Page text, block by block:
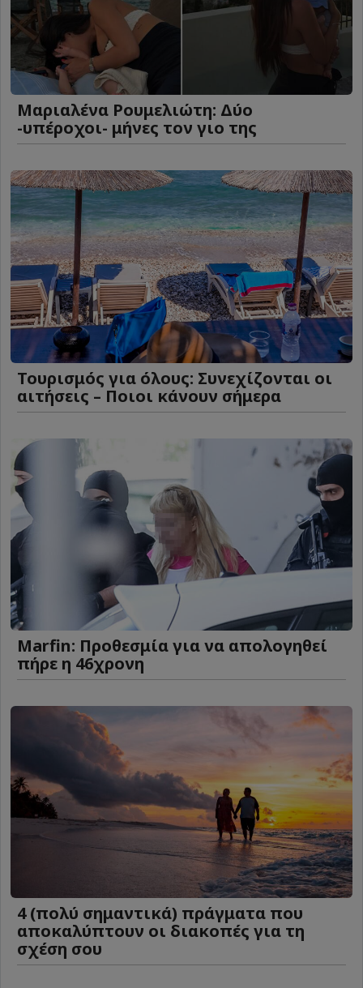
Μαριαλένα Ρουμελιώτη: Δύο
-υπέροχοι- μήνες τον γιο της
Τουρισμός για όλους: Συνεχίζονται οι
αιτήσεις – Ποιοι κάνουν σήμερα
Marfin: Προθεσμία για να απολογηθεί
πήρε η 46χρονη
4 (πολύ σημαντικά) πράγματα που
αποκαλύπτουν οι διακοπές για τη
σχέση σου